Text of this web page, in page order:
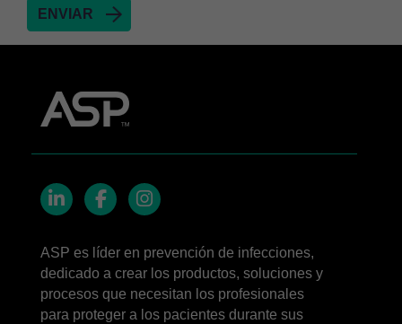
ASP es líder en prevención de infecciones,
dedicado a crear los productos, soluciones y
procesos que necesitan los profesionales
para proteger a los pacientes durante sus